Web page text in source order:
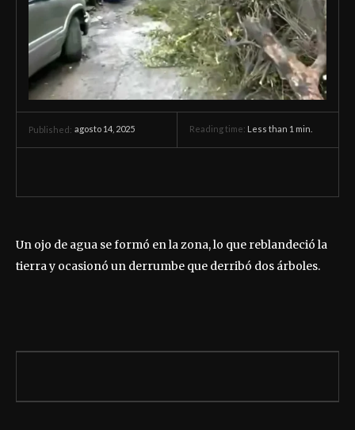
Published: agosto 14, 2025 Reading time: Less than 1 min.
Un ojo de agua se formó en la zona, lo que reblandeció la
tierra y ocasionó un derrumbe que derribó dos árboles.